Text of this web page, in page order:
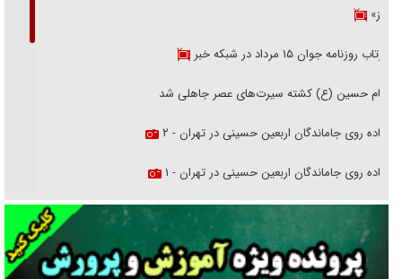
هرمز»
بازتاب روزنامه جوان ۱۵ مرداد در شبکه خبر
امام حسین (ع) کشته سیرت‌های عصر جاهلی شد
پیاده روی جاماندگان اربعین حسینی در تهران - ۲
پیاده روی جاماندگان اربعین حسینی در تهران - ۱
فریاد‌ها و ناله‌های دوستان مبارزدلم را آتش می‌زد
تغییر رویه دشمن در ترور از شیخ فضل‌الله تا مصباح یزدی